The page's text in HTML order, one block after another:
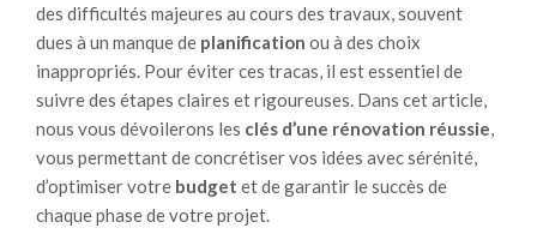
des difficultés majeures au cours des travaux, souvent
dues à un manque de planification ou à des choix
inappropriés. Pour éviter ces tracas, il est essentiel de
suivre des étapes claires et rigoureuses. Dans cet article,
nous vous dévoilerons les clés d’une rénovation réussie
vous permettant de concrétiser vos idées avec sérénité,
d’optimiser votre budget et de garantir le succès de
chaque phase de votre projet.